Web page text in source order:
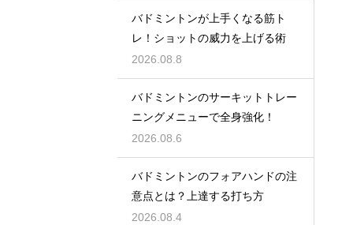
バドミントンが上手くなる筋ト
レ！ショットの威力を上げる術
2026.08.8
バドミントンのサーキットトレー
ニングメニューで全身強化！
2026.08.6
バドミントンのフォアハンドの注
意点とは？上達する打ち方
2026.08.4